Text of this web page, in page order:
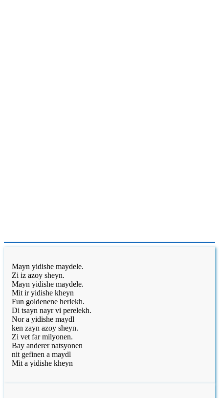
Mayn yidishe maydele.
Zi iz azoy sheyn.
Mayn yidishe maydele.
Mit ir yidishe kheyn
Fun goldenene herlekh.
Di tsayn nayr vi perelekh.
Nor a yidishe maydl
ken zayn azoy sheyn.
Zi vet far milyonen.
Bay anderer natsyonen
nit gefinen a maydl
Mit a yidishe kheyn